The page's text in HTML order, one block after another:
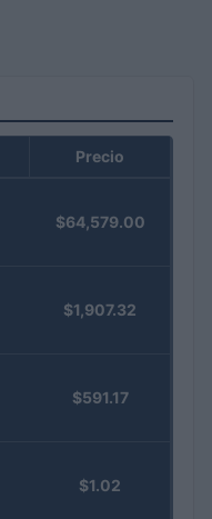
Precio
$64,579.00
$1,907.32
$591.17
$1.02